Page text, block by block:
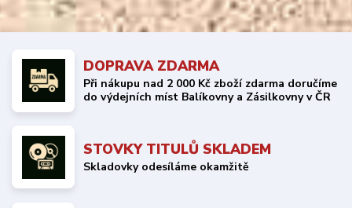
DOPRAVA ZDARMA
Při nákupu nad 2 000 Kč zboží zdarma doručíme
do výdejních míst Balíkovny a Zásilkovny v ČR
STOVKY TITULŮ SKLADEM
Skladovky odesíláme okamžitě